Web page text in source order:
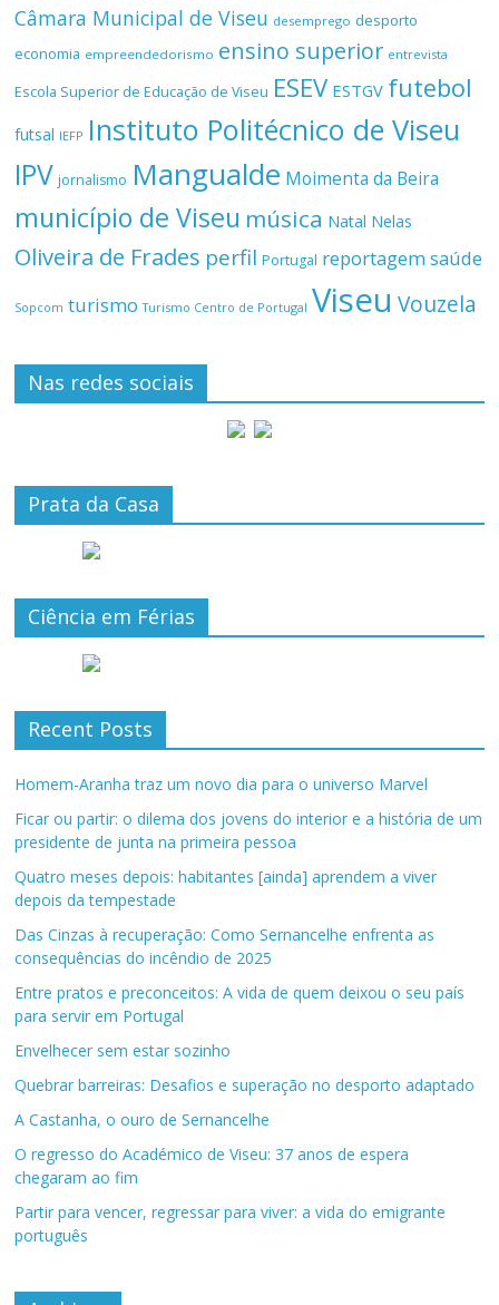
Câmara Municipal de Viseu desemprego desporto
economia empreendedorismo ensino superior entrevista
Escola Superior de Educação de Viseu ESEV ESTGV futebol
futsal IEFP Instituto Politécnico de Viseu
IPV jornalismo Mangualde Moimenta da Beira
município de Viseu música Natal Nelas
Oliveira de Frades perfil Portugal reportagemsaúde
Sopcom turismo Turismo Centro de Portugal Viseu Vouzela
Nas redes sociais
Prata da Casa
Ciência em Férias
Recent Posts
Homem-Aranha traz um novo dia para o universo Marvel
Ficar ou partir: o dilema dos jovens do interior e a história de um
presidente de junta na primeira pessoa
Quatro meses depois: habitantes [ainda] aprendem a viver
depois da tempestade
Das Cinzas à recuperação: Como Sernancelhe enfrenta as
consequências do incêndio de 2025
Entre pratos e preconceitos: A vida de quem deixou o seu país
para servir em Portugal
Envelhecer sem estar sozinho
Quebrar barreiras: Desafios e superação no desporto adaptado
A Castanha, o ouro de Sernancelhe
O regresso do Académico de Viseu: 37 anos de espera
chegaram ao fim
Partir para vencer, regressar para viver: a vida do emigrante
português